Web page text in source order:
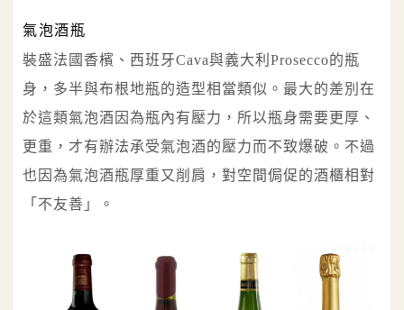
氣泡酒瓶
裝盛法國香檳、西班牙Cava與義大利Prosecco的瓶
身，多半與布根地瓶的造型相當類似。最大的差別在
於這類氣泡酒因為瓶內有壓力，所以瓶身需要更厚、
更重，才有辦法承受氣泡酒的壓力而不致爆破。不過
也因為氣泡酒瓶厚重又削肩，對空間侷促的酒櫃相對
「不友善」。